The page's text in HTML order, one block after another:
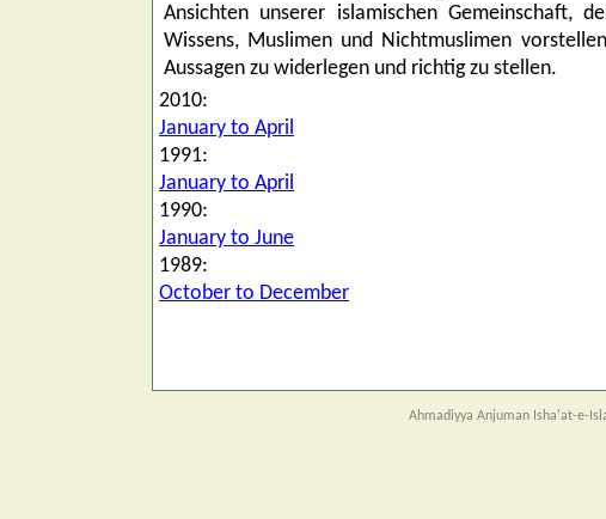
Ansichten unserer islamischen Gemeinschaft,
Wissens, Muslimen und Nichtmuslimen
Aussagen zu widerlegen und richtig zu stellen.
2010:
January to April
1991:
January to April
1990:
January to June
1989:
October to December
Ahmadiyya Anjuman Isha'at-e-